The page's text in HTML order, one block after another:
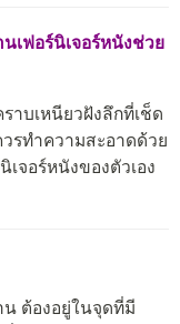
เฟอร์นิเจอร์หนังช่วย
าบเหนียวฝังลึกที่เช็ด
รทำความสะอาดด้วย
เจอร์หนังของตัวเอง
น ต้องอยู่ในจุดที่มี